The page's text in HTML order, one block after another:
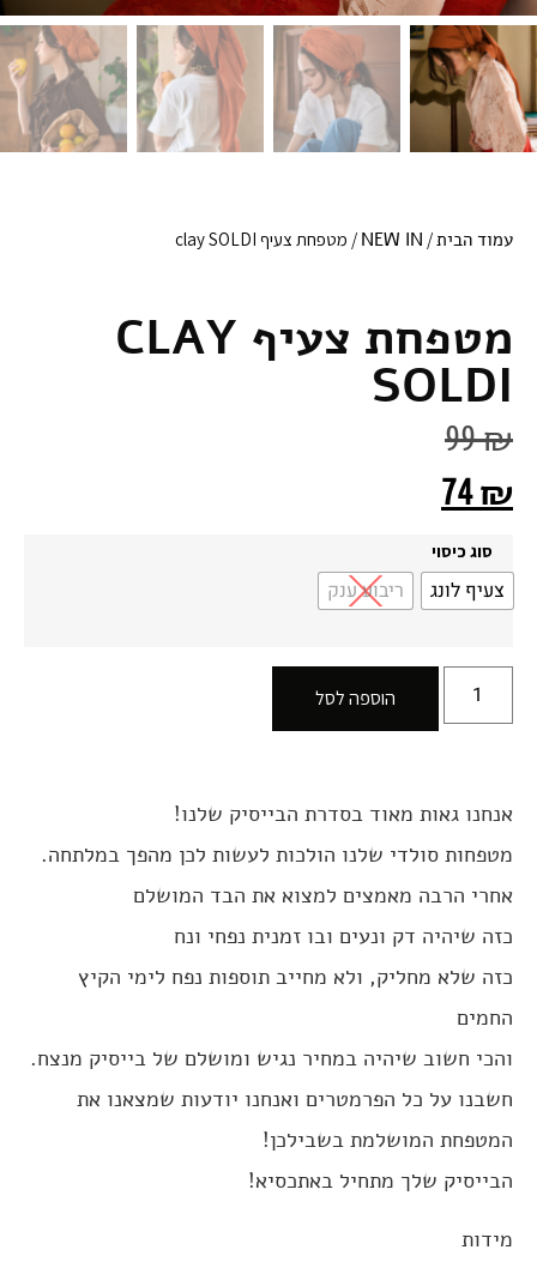
עמוד הבית/
NEW IN/ מטפחת צעיף clay SOLDI
מטפחת צעיף CLAY
SOLDI
99₪
74₪
סוג כיסוי
צעיף לונג ריבוע ענק
הוספה לסל
אנחנו גאות מאוד בסדרת הבייסיק שלנו!
מטפחות סולדי שלנו הולכות לעשות לכן מהפך במלתחה.
אחרי הרבה מאמצים למצוא את הבד המושלם
כזה שיהיה דק ונעים ובו זמנית נפחי ונח
כזה שלא מחליק, ולא מחייב תוספות נפח לימי הקיץ
החמים
והכי חשוב שיהיה במחיר נגיש ומושלם של בייסיק מנצח.
חשבנו על כל הפרמטרים ואנחנו יודעות שמצאנו את
המטפחת המושלמת בשבילכן!
הבייסיק שלך מתחיל באתכסיא!
מידות